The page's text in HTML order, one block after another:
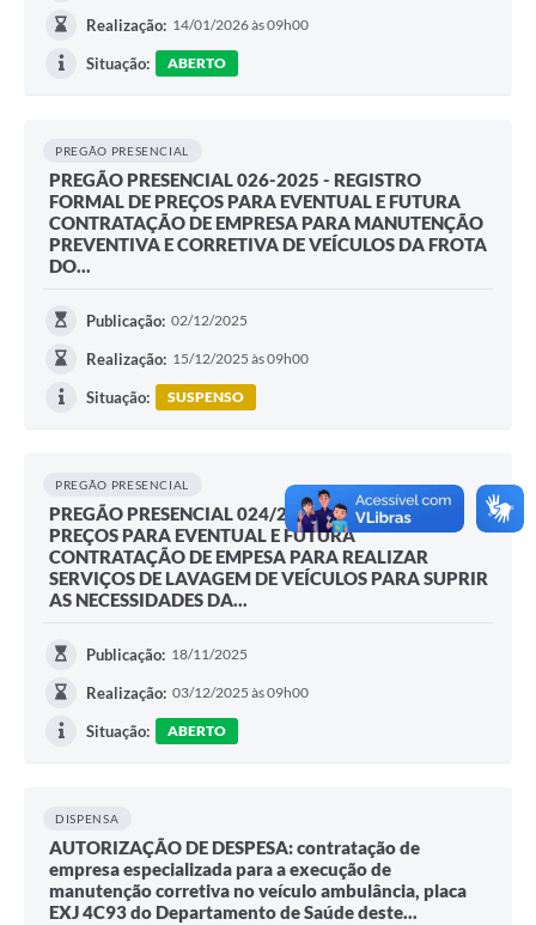
Realização: 14/01/2026 às 09h00
Situação: ABERTO
PREGÃO PRESENCIAL
PREGÃO PRESENCIAL 026-2025 - REGISTRO
FORMAL DE PREÇOS PARA EVENTUAL E FUTURA
CONTRATAÇÃO DE EMPRESA PARA MANUTENÇÃO
PREVENTIVA E CORRETIVA DE VEÍCULOS DA FROTA
DO...
Publicação: 02/12/2025
Realização: 15/12/2025 às 09h00
Situação: SUSPENSO
PREGÃO PRESENCIAL
PREGÃO PRESENCIAL 024/2025 - REGISTRO DE
PREÇOS PARA EVENTUAL E FUTURA
CONTRATAÇÃO DE EMPESA PARA REALIZAR
SERVIÇOS DE LAVAGEM DE VEÍCULOS PARA SUPRIR
AS NECESSIDADES DA...
Publicação: 18/11/2025
Realização: 03/12/2025 às 09h00
Situação: ABERTO
DISPENSA
AUTORIZAÇÃO DE DESPESA: contratação de
empresa especializada para a execução de
manutenção corretiva no veículo ambulância, placa
EXJ 4C93 do Departamento de Saúde deste...